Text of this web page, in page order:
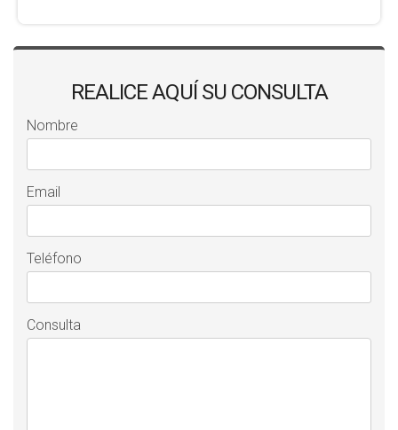
REALICE AQUÍ SU CONSULTA
Nombre
Email
Teléfono
Consulta